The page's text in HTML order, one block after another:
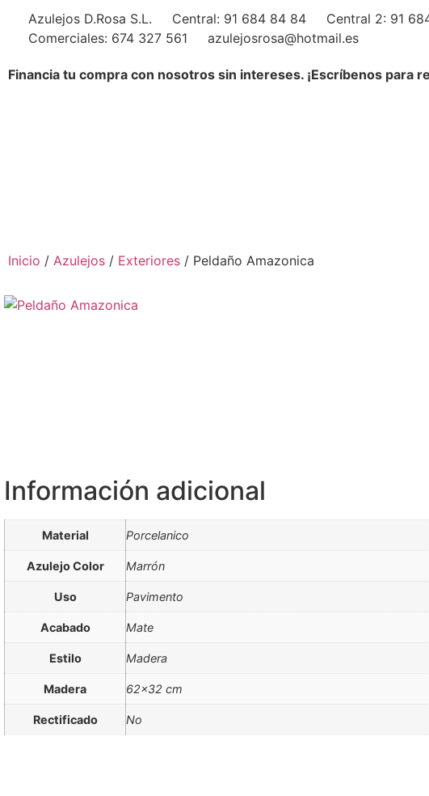
Azulejos D.Rosa S.L. Central: 91 684 84 84
Central 2: 91
Comerciales: 674 327 561
azulejosrosa@hotmail.es
Financia tu compra con nosotros sin intereses. ¡Escríbenos para
Inicio / Azulejos / Exteriores / Peldaño Amazonica
Información adicional
Material Porcelanico
Azulejo Color Marrón
Uso Pavimento
Acabado Mate
Estilo Madera
Madera 62×32 cm
Rectificado No